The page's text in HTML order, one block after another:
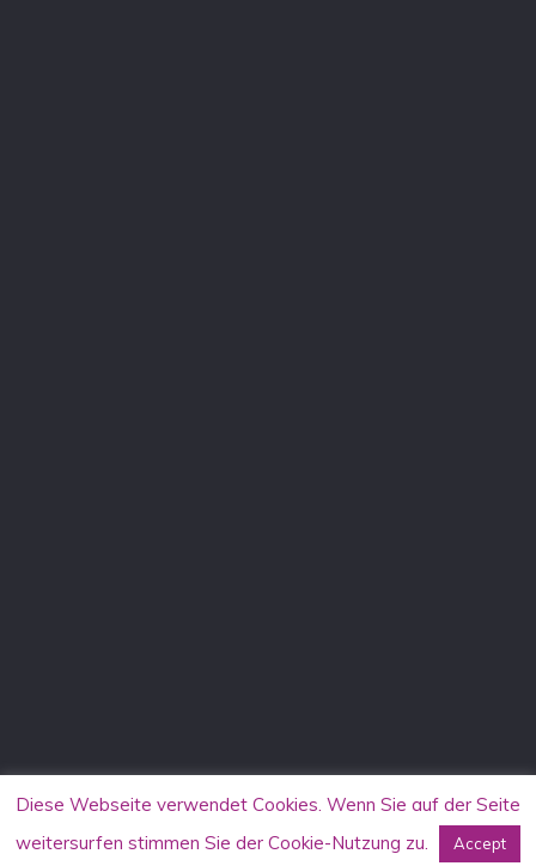
Diese Webseite verwendet Cookies. Wenn Sie auf der Seite
weitersurfen stimmen Sie der Cookie-Nutzung zu.
Accept